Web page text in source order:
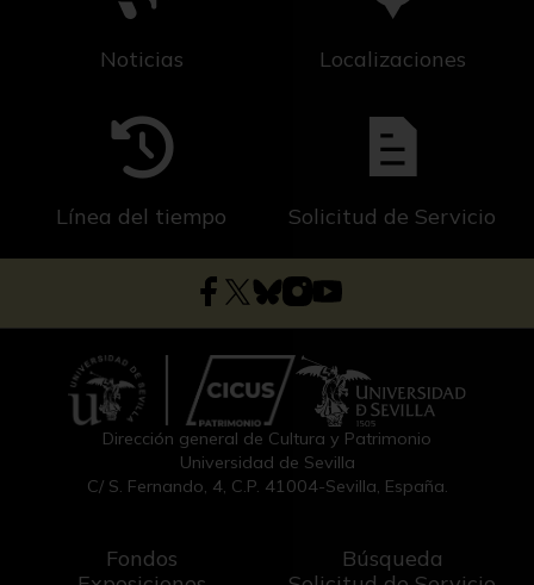
Noticias Localizaciones
Línea del tiempo Solicitud de Servicio
Dirección general de Cultura y Patrimonio
Universidad de Sevilla
C/ S. Fernando, 4, C.P. 41004-Sevilla, España.
Fondos
Búsqueda